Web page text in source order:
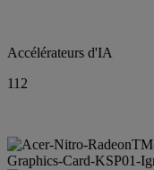
Accélérateurs d'IA
112